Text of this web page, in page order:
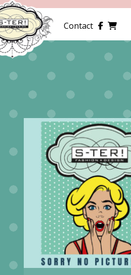
Contact